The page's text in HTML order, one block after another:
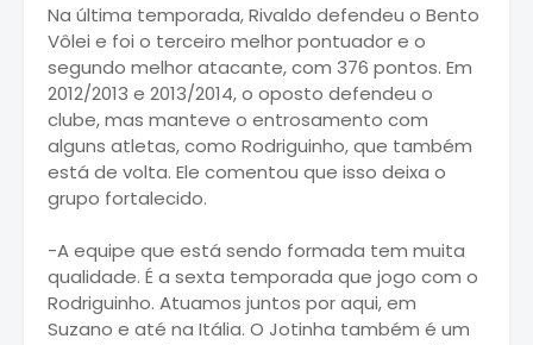
Na última temporada, Rivaldo defendeu o Bento
Vôlei e foi o terceiro melhor pontuador e o
segundo melhor atacante, com 376 pontos. Em
2012/2013 e 2013/2014, o oposto defendeu o
clube, mas manteve o entrosamento com
alguns atletas, como Rodriguinho, que também
está de volta. Ele comentou que isso deixa o
grupo fortalecido.
-A equipe que está sendo formada tem muita
qualidade. É a sexta temporada que jogo com o
Rodriguinho. Atuamos juntos por aqui, em
Suzano e até na Itália. O Jotinha também é um